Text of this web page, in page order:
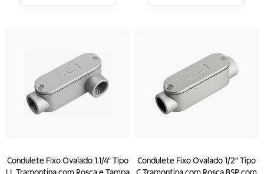
Condulete Fixo Ovalado 1.1/4" Tipo
LL Tramontina com Rosca e Tampa
Condulete Fixo Ovalado 1/2" Tipo
C Tramontina com Rosca BSP com